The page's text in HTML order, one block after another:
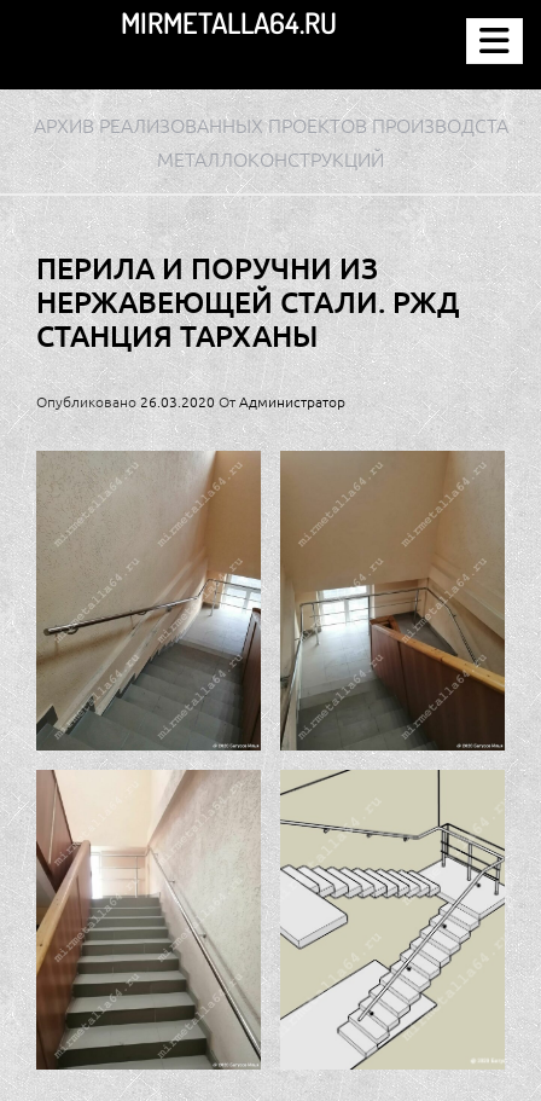
содержимому
MIRMETALLA64.RU
АРХИВ РЕАЛИЗОВАННЫХ ПРОЕКТОВ ПРОИЗВОДСТА
МЕТАЛЛОКОНСТРУКЦИЙ
ПЕРИЛА И ПОРУЧНИ ИЗ
НЕРЖАВЕЮЩЕЙ СТАЛИ. РЖД
СТАНЦИЯ ТАРХАНЫ
Опубликовано26.03.2020 ОтАдминистратор